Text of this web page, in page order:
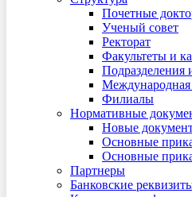
Почетные
Ученый совет
Ректорат
Факультеты и
Подразделения
Филиалы
Нормативные
Новые
Основные
Основные
Партнеры
Банковские